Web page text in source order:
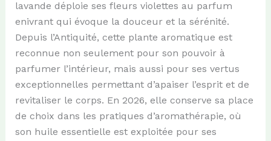
lavande déploie ses fleurs violettes au parfum
enivrant qui évoque la douceur et la sérénité.
Depuis l’Antiquité, cette plante aromatique est
reconnue non seulement pour son pouvoir à
parfumer l’intérieur, mais aussi pour ses vertus
exceptionnelles permettant d’apaiser l’esprit et de
revitaliser le corps. En 2026, elle conserve sa place
de choix dans les pratiques d’aromathérapie, où
son huile essentielle est exploitée pour ses